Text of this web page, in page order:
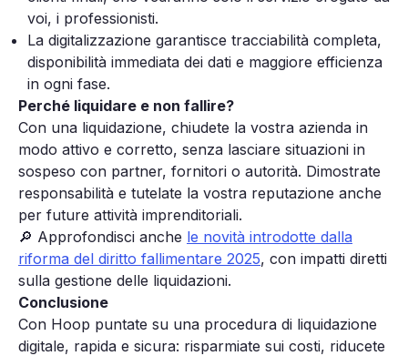
voi, i professionisti.
La digitalizzazione garantisce tracciabilità completa,
disponibilità immediata dei dati e maggiore efficienza
in ogni fase.
Perché liquidare e non fallire?
Con una liquidazione, chiudete la vostra azienda in
modo attivo e corretto, senza lasciare situazioni in
sospeso con partner, fornitori o autorità. Dimostrate
responsabilità e tutelate la vostra reputazione anche
per future attività imprenditoriali.
🔎 Approfondisci anche le novità introdotte dalla
riforma del diritto fallimentare 2025, con impatti diretti
sulla gestione delle liquidazioni.
Conclusione
Con Hoop puntate su una procedura di liquidazione
digitale, rapida e sicura: risparmiate sui costi, riducete